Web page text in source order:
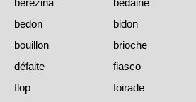
bérézina
bedaine
bedon
bidon
bouillon
brioche
défaite
fiasco
flop
foirade